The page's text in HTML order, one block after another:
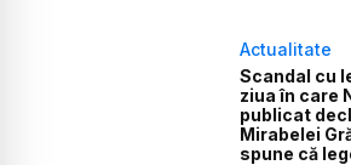
Actualitate
Scandal cu
ziua în care
publicat
Mirabelei
spune că